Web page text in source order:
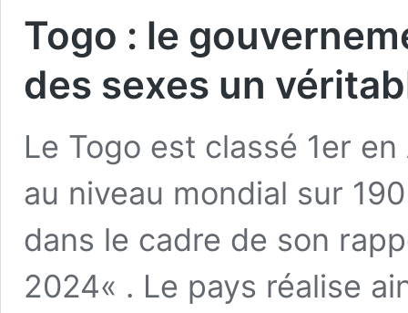
Togo : le
des sexes un
Le Togo est classé 1er
au niveau mondial sur
dans le cadre de son
2024« . Le pays réalise